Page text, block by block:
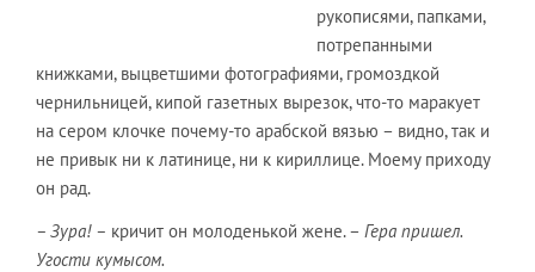
рукописями, папками,
потрепанными
книжками, выцветшими фотографиями, громоздкой
чернильницей, кипой газетных вырезок, что-то маракует
на сером клочке почему-то арабской вязью – видно, так и
не привык ни к латинице, ни к кириллице. Моему приходу
он рад.
– Зура! – кричит он молоденькой жене. – Гера пришел.
Угости кумысом.